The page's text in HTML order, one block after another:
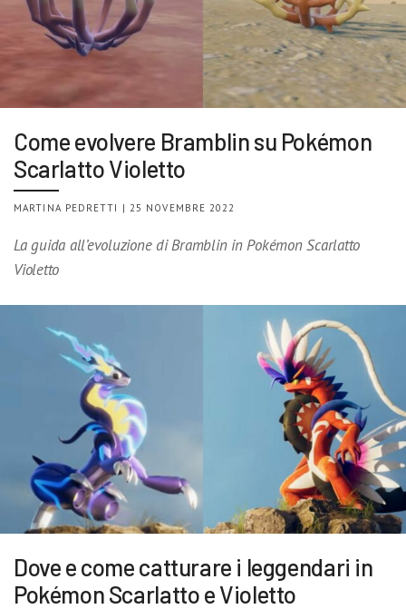
Come evolvere Bramblin su Pokémon
Scarlatto Violetto
MARTINA PEDRETTI | 25 NOVEMBRE 2022
La guida all’evoluzione di Bramblin in Pokémon Scarlatto
Violetto
Dove e come catturare i leggendari in
Pokémon Scarlatto e Violetto